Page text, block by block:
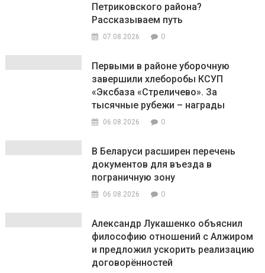
Петриковского района?
Рассказываем путь
07.08.2026 0
Первыми в районе уборочную
завершили хлеборобы КСУП
«Эксбаза «Стреличево». За
тысячные рубежи – награды
06.08.2026 0
В Беларуси расширен перечень
документов для въезда в
пограничную зону
06.08.2026 0
Александр Лукашенко объяснил
философию отношений с Алжиром
и предложил ускорить реализацию
договорённостей